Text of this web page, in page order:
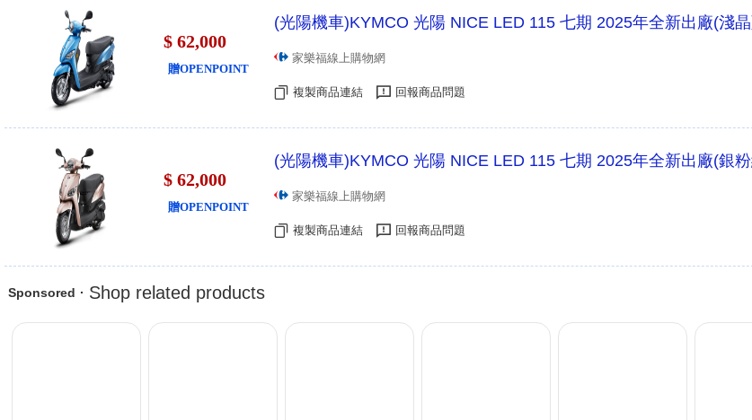
$ 62,000
贈OPENPOINT
(光陽機車)KYMCO 光陽 NICE LED 115 七期 2025年全新出廠(淺
家樂福線上購物網
複製商品連結 回報商品問題
$ 62,000
贈OPENPOINT
(光陽機車)KYMCO 光陽 NICE LED 115 七期 2025年全新出廠(銀
家樂福線上購物網
複製商品連結 回報商品問題